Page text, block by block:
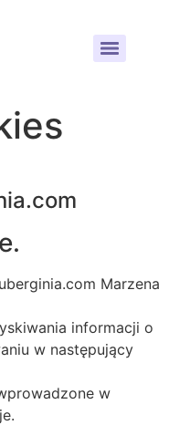
Marzena
informacji o
w następujący
w